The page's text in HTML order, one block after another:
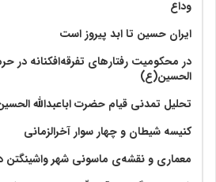
وداع
ایران حسین تا ابد پیروز است
در محکومیت رفتارهای تفرقه‌افکنانه در
الحسین(ع)
تحلیل تمدنی قیام حضرت اباعبدالله
کنیسه شیطان و چهار سوار آخرالزمانی
معماری و نقشه‌ی ماسونی شهر